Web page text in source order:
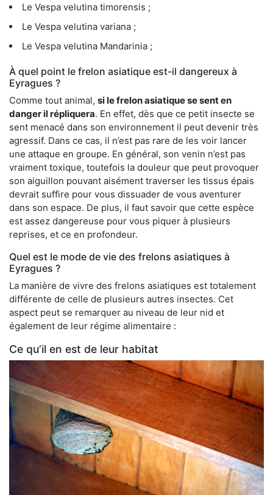
Le Vespa velutina timorensis ;
Le Vespa velutina variana ;
Le Vespa velutina Mandarinia ;
À quel point le frelon asiatique est-il dangereux à
Eyragues ?
Comme tout animal, si le frelon asiatique se sent en
danger il répliquera. En effet, dès que ce petit insecte se
sent menacé dans son environnement il peut devenir très
agressif. Dans ce cas, il n’est pas rare de les voir lancer
une attaque en groupe. En général, son venin n’est pas
vraiment toxique, toutefois la douleur que peut provoquer
son aiguillon pouvant aisément traverser les tissus épais
devrait suffire pour vous dissuader de vous aventurer
dans son espace. De plus, il faut savoir que cette espèce
est assez dangereuse pour vous piquer à plusieurs
reprises, et ce en profondeur.
Quel est le mode de vie des frelons asiatiques à
Eyragues ?
La manière de vivre des frelons asiatiques est totalement
différente de celle de plusieurs autres insectes. Cet
aspect peut se remarquer au niveau de leur nid et
également de leur régime alimentaire :
Ce qu’il en est de leur habitat